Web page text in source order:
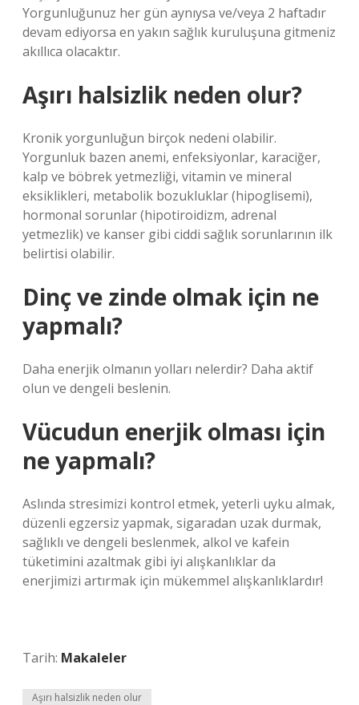
Yorgunluğunuz her gün aynıysa ve/veya 2 haftadır
devam ediyorsa en yakın sağlık kuruluşuna gitmeniz
akıllıca olacaktır.
Aşırı halsizlik neden olur?
Kronik yorgunluğun birçok nedeni olabilir.
Yorgunluk bazen anemi, enfeksiyonlar, karaciğer,
kalp ve böbrek yetmezliği, vitamin ve mineral
eksiklikleri, metabolik bozukluklar (hipoglisemi),
hormonal sorunlar (hipotiroidizm, adrenal
yetmezlik) ve kanser gibi ciddi sağlık sorunlarının ilk
belirtisi olabilir.
Dinç ve zinde olmak için ne
yapmalı?
Daha enerjik olmanın yolları nelerdir? Daha aktif
olun ve dengeli beslenin.
Vücudun enerjik olması için
ne yapmalı?
Aslında stresimizi kontrol etmek, yeterli uyku almak,
düzenli egzersiz yapmak, sigaradan uzak durmak,
sağlıklı ve dengeli beslenmek, alkol ve kafein
tüketimini azaltmak gibi iyi alışkanlıklar da
enerjimizi artırmak için mükemmel alışkanlıklardır!
Tarih: Makaleler
Aşırı halsizlik neden olur